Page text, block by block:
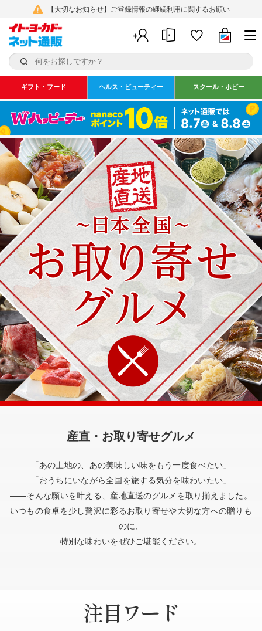
【大切なお知らせ】ご登録情報の継続利用に関するお願い
ギフト・フード ヘルス・ビューティー スクール・ホビー
産直・お取り寄せグルメ
「あの土地の、あの美味しい味をもう一度食べたい」
「おうちにいながら全国を旅する気分を味わいたい」
――そんな願いを叶える、産地直送のグルメを取り揃えました。
いつもの食卓を少し贅沢に彩るお取り寄せや大切な方への贈りも
のに、
特別な味わいをぜひご堪能ください。
注目ワード